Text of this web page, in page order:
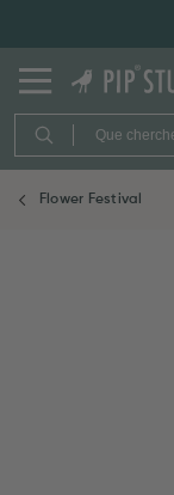
Flower Festival